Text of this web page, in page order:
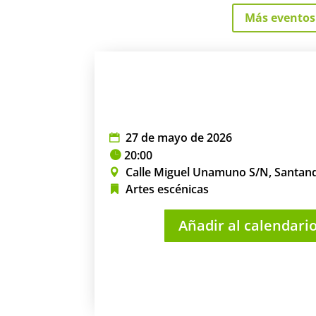
Más
27 de mayo de 2026
20:00
Calle Miguel Unamuno S/N,
Artes escénicas
Añadir al